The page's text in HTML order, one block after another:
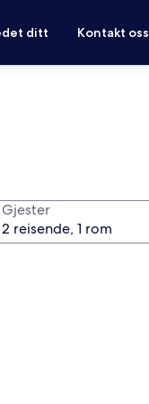
ditt Kontakt oss
Gjester